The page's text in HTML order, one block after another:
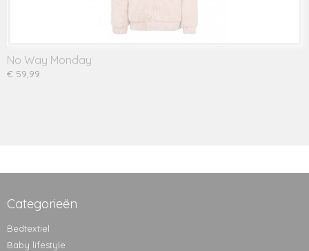
No Way Monday
€ 59,99
Categorieën
Bedtextiel
Baby lifestyle